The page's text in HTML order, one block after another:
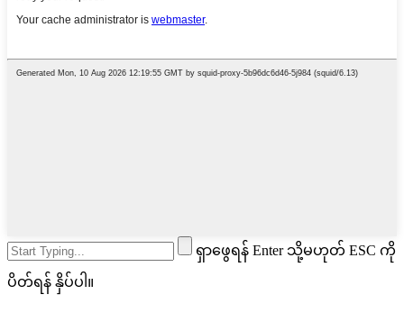
ရှာဖွေရန် Enter သို့မဟုတ် ESC ကို
ပိတ်ရန် နှိပ်ပါ။